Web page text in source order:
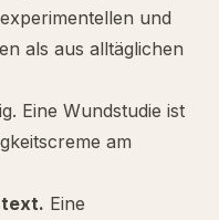
und
als aus alltäglichen
Eine Wundstudie ist
am
Eine